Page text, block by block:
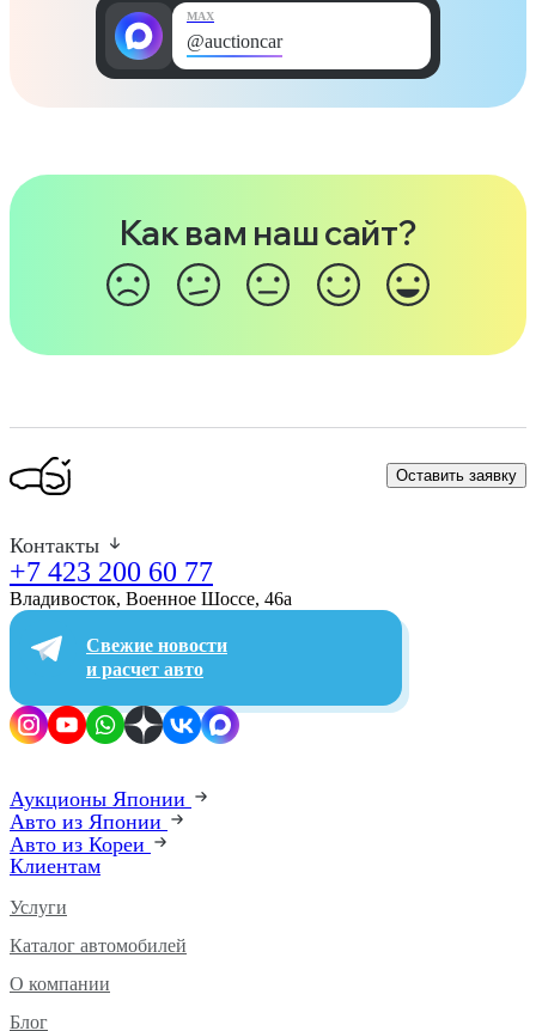
MAX
@auctioncar
Как вам наш сайт?
Оставить заявку
Контакты
+7 423 200 60 77
Владивосток, Военное Шоссе, 46а​
Свежие новости
и расчет авто
Аукционы Японии
Авто из Японии
Авто из Кореи
Клиентам
Услуги
Каталог автомобилей
О компании
Блог